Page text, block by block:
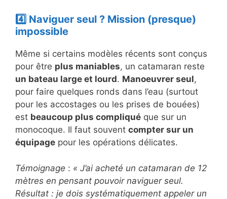
4️⃣ Naviguer seul ? Mission (presque)
impossible
Même si certains modèles récents sont conçus
pour être plus maniables, un catamaran reste
un bateau large et lourd. Manoeuvrer seul,
pour faire quelques ronds dans l’eau (surtout
pour les accostages ou les prises de bouées)
est beaucoup plus compliqué que sur un
monocoque. Il faut souvent compter sur un
équipage pour les opérations délicates.
Témoignage : « J’ai acheté un catamaran de 12
mètres en pensant pouvoir naviguer seul.
Résultat : je dois systématiquement appeler un